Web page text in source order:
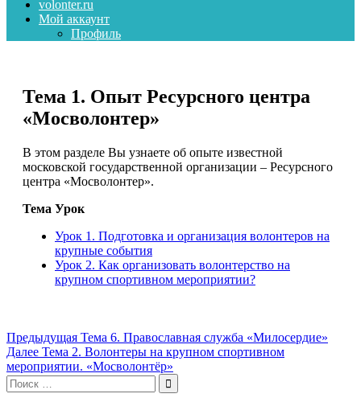
volonter.ru
Мой аккаунт
Профиль
Тема 1. Опыт Ресурсного центра
«Мосволонтер»
В этом разделе Вы узнаете об опыте известной
московской государственной организации – Ресурсного
центра «Мосволонтер».
Тема Урок
Урок 1. Подготовка и организация волонтеров на
крупные события
Урок 2. Как организовать волонтерство на
крупном спортивном мероприятии?
Навигация
по
записям
Предыдущая Предыдущая
запись:
Тема 6. Православная служба «Милосердие»
Далее Следующая
запись:
Тема 2. Волонтеры на крупном спортивном
мероприятии. «Мосволонтёр»
Поиск
по: